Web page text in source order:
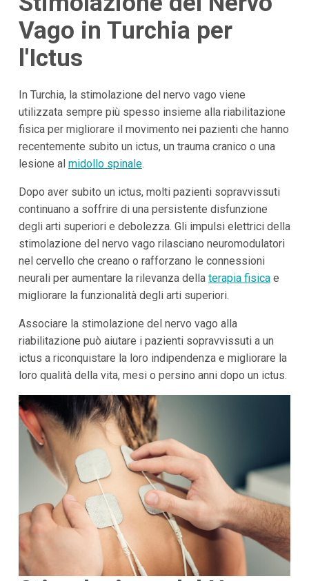
Vago in Turchia per
l'Ictus
In Turchia, la stimolazione del nervo vago viene
utilizzata sempre più spesso insieme alla riabilitazione
fisica per migliorare il movimento nei pazienti che hanno
recentemente subito un ictus, un trauma cranico o una
lesione al midollo spinale.
Dopo aver subito un ictus, molti pazienti sopravvissuti
continuano a soffrire di una persistente disfunzione
degli arti superiori e debolezza. Gli impulsi elettrici della
stimolazione del nervo vago rilasciano neuromodulatori
nel cervello che creano o rafforzano le connessioni
neurali per aumentare la rilevanza della terapia fisicae
migliorare la funzionalità degli arti superiori.
Associare la stimolazione del nervo vago alla
riabilitazione può aiutare i pazienti sopravvissuti a un
ictus a riconquistare la loro indipendenza e migliorare la
loro qualità della vita, mesi o persino anni dopo un ictus.